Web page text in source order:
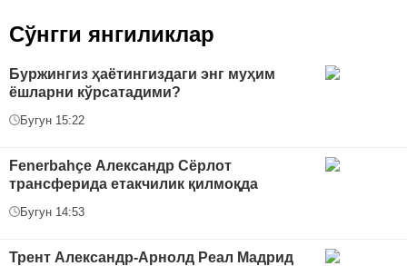
Сўнгги янгиликлар
Буржингиз ҳаётингиздаги энг муҳим
ёшларни кўрсатадими?
Бугун 15:22
Fenerbahçe Александр Сёрлот
трансферида етакчилик қилмоқда
Бугун 14:53
Трент Александр-Арнолд Реал Мадрид